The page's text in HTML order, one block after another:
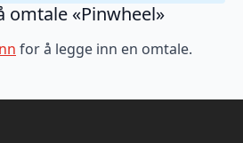
omtale «Pinwheel»
for å legge inn en omtale.